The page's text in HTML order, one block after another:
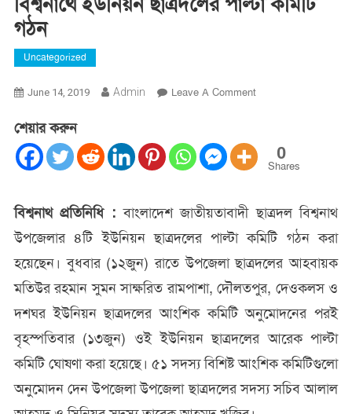
গঠন
Uncategorized
June 14, 2019 Admin Leave A CommentOn
ছাত্রদলের
পাল্টা
শেয়ার করুন
0
Shares
বিশ্বনাথ প্রতিনিধি :বাংলাদেশ জাতীয়তাবাদী ছাত্রদল বিশ্বনাথ
উপজেলার ৪টি ইউনিয়ন ছাত্রদলের পাল্টা কমিটি গঠন করা
হয়েছেন। বুধবার (১২জুন) রাতে উপজেলা ছাত্রদলের আহবায়ক
মতিউর রহমান সুমন সাক্ষরিত রামপাশা, দৌলতপুর, দেওকলস ও
দশঘর ইউনিয়ন ছাত্রদলের আংশিক কমিটি অনুমোদনের পরই
বৃহস্পতিবার (১৩জুন) ওই ইউনিয়ন ছাত্রদলের আরেক পাল্টা
কমিটি ঘোষণা করা হয়েছে। ৫১ সদস্য বিশিষ্ট আংশিক কমিটিগুলো
অনুমোদন দেন উপজেলা উপজেলা ছাত্রদলের সদস্য সচিব আলাল